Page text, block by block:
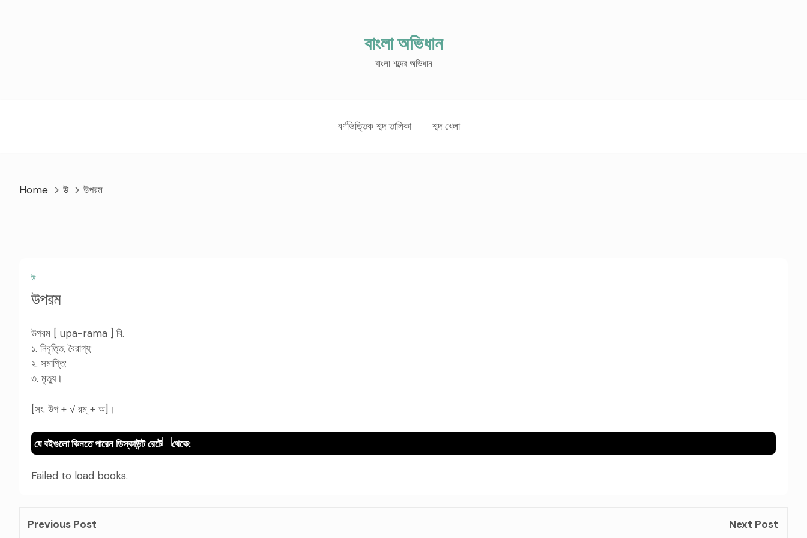
বাংলা অভিধান
বাংলা শব্দের অভিধান
বর্ণভিত্তিক শব্দ তালিকা শব্দ খেলা
Home উ উপরম
উ
উপরম
উপরম [ upa-rama ] বি.
১. নিবৃত্তি, বৈরাগ্য;
২. সমাপ্তি;
৩. মৃত্যু।
[সং. উপ + √ রম্ + অ]।
যে বইগুলো কিনতে পারেন ডিস্কাউন্ট রেটে থেকে:
Failed to load books.
Previous Post Next Post